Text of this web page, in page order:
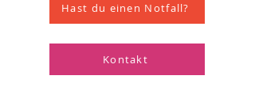
Hast du einen Notfall?
Kontakt